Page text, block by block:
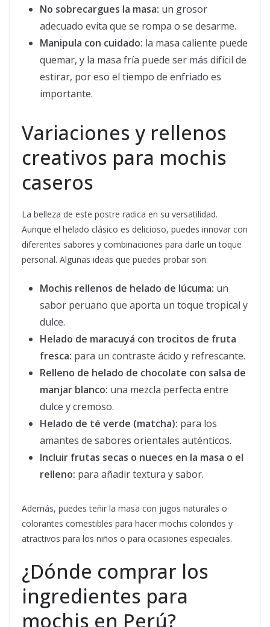
No sobrecargues la masa: un grosor
adecuado evita que se rompa o se desarme.
Manipula con cuidado: la masa caliente puede
quemar, y la masa fría puede ser más difícil de
estirar, por eso el tiempo de enfriado es
importante.
Variaciones y rellenos
creativos para mochis
caseros
La belleza de este postre radica en su versatilidad.
Aunque el helado clásico es delicioso, puedes innovar con
diferentes sabores y combinaciones para darle un toque
personal. Algunas ideas que puedes probar son:
Mochis rellenos de helado de lúcuma: un
sabor peruano que aporta un toque tropical y
dulce.
Helado de maracuyá con trocitos de fruta
fresca: para un contraste ácido y refrescante.
Relleno de helado de chocolate con salsa de
manjar blanco: una mezcla perfecta entre
dulce y cremoso.
Helado de té verde (matcha): para los
amantes de sabores orientales auténticos.
Incluir frutas secas o nueces en la masa o el
relleno: para añadir textura y sabor.
Además, puedes teñir la masa con jugos naturales o
colorantes comestibles para hacer mochis coloridos y
atractivos para los niños o para ocasiones especiales.
¿Dónde comprar los
ingredientes para
mochis en Perú?